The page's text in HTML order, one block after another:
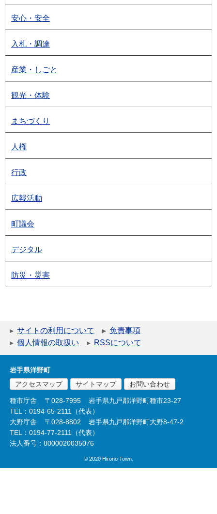
安心・安全
入札・調達
産業・しごと
観光・体験
まちづくり
人権
行政
広報活動
町議会
デジタル
防災・災害
サイトの利用について
免責事項
個人情報の取扱い
RSSについて
岩手県洋野町
アクセスマップ
サイトマップ お問い合わせ
種市庁舎 〒028-7995
岩手県九戸郡洋野町種市23-27
TEL：0194-65-2111（代表）
大野庁舎
〒028-8802
岩手県九戸郡洋野町大野8-47-2
TEL：0194-77-2111（代表）
法人番号：8000020035076
© 2020 Hirono Town.